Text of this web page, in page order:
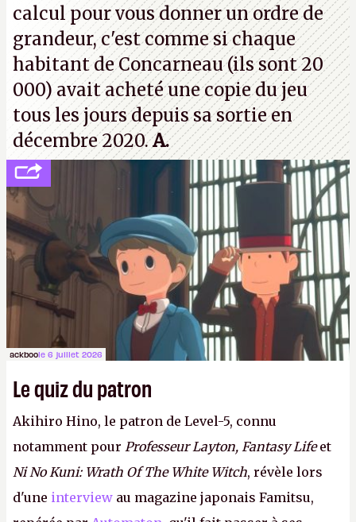
calcul pour vous donner un ordre de
grandeur, c'est comme si chaque
habitant de Concarneau (ils sont 20
000) avait acheté une copie du jeu
tous les jours depuis sa sortie en
décembre 2020.A.
ackboole 6 juillet 2026
Le quiz du patron
Akihiro Hino, le patron de Level-5, connu
notamment pour Professeur Layton, Fantasy Lifeet
Ni No Kuni: Wrath Of The White Witch, révèle lors
d'une interview au magazine japonais Famitsu,